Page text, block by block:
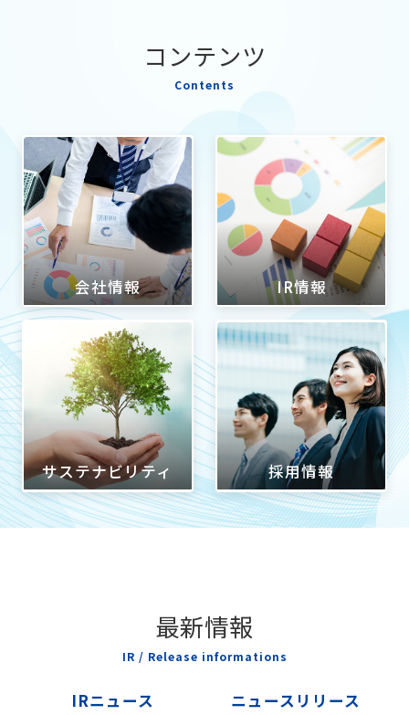
コンテンツ
Contents
会社情報 IR情報
サステナビリティ 採用情報
最新情報
IR / Release informations
IRニュース ニュースリリース